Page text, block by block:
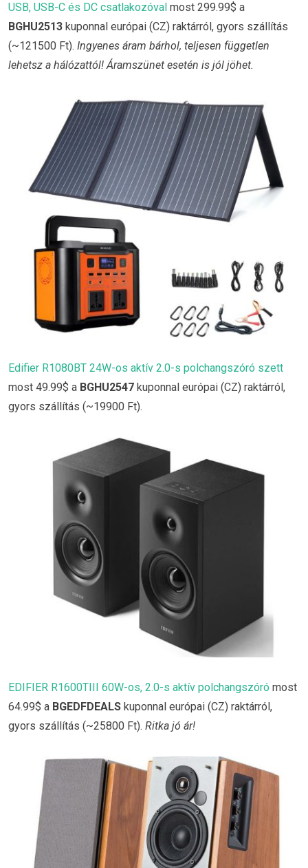
USB, USB-C és DC csatlakozóval most 299.99$ a
BGHU2513 kuponnal európai (CZ) raktárról, gyors szállítás
(~121500 Ft). Ingyenes áram bárhol, teljesen független
lehetsz a hálózattól! Áramszünet esetén is jól jöhet.
Edifier R1080BT 24W-os aktív 2.0-s polchangszóró szett
most 49.99$ a BGHU2547 kuponnal európai (CZ) raktárról,
gyors szállítás (~19900 Ft).
EDIFIER R1600TIII 60W-os, 2.0-s aktív polchangszóró most
64.99$ a BGEDFDEALS kuponnal európai (CZ) raktárról,
gyors szállítás (~25800 Ft). Ritka jó ár!